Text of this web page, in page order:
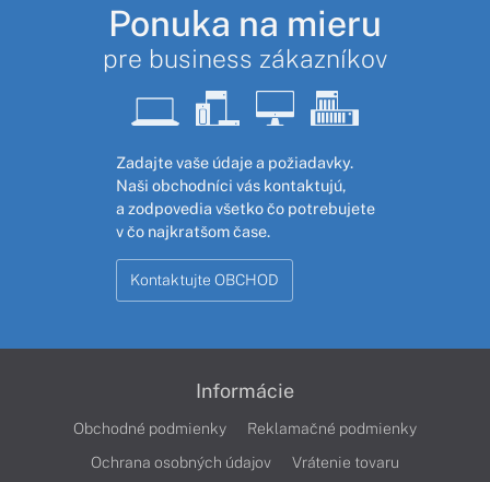
Ponuka na mieru
pre business zákazníkov
Zadajte vaše údaje a požiadavky.
Naši obchodníci vás kontaktujú,
a zodpovedia všetko čo potrebujete
v čo najkratšom čase.
Kontaktujte OBCHOD
Informácie
Obchodné podmienky
Reklamačné podmienky
Ochrana osobných údajov
Vrátenie tovaru